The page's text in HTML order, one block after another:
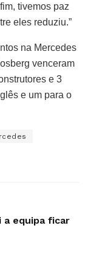
tivemos paz
eles reduziu.”
na Mercedes
venceram
e 3
e um para o
equipa ficar